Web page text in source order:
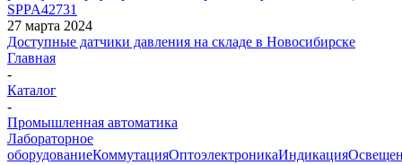
SPPA42731
27 марта 2024
Доступные датчики давления на складе в Новосибирске
Главная
-
Каталог
-
Промышленная автоматика
Лабораторное
оборудованиеКоммутацияОптоэлектроникаИндикация